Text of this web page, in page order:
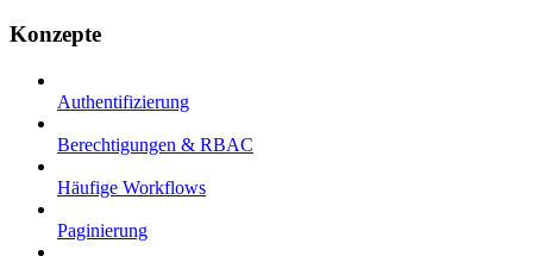
Konzepte
Authentifizierung
Berechtigungen & RBAC
Häufige Workflows
Paginierung